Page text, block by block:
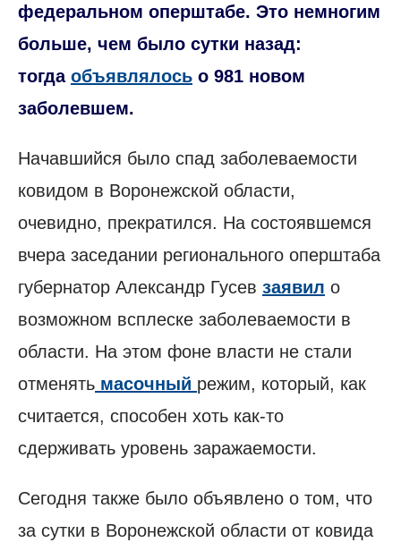
федеральном оперштабе. Это немногим
больше, чем было сутки назад:
тогда объявлялось о 981 новом
заболевшем.
Начавшийся было спад заболеваемости
ковидом в Воронежской области,
очевидно, прекратился. На состоявшемся
вчера заседании регионального оперштаба
губернатор Александр Гусев заявил о
возможном всплеске заболеваемости в
области. На этом фоне власти не стали
отменять масочный режим, который, как
считается, способен хоть как-то
сдерживать уровень заражаемости.
Сегодня также было объявлено о том, что
за сутки в Воронежской области от ковида